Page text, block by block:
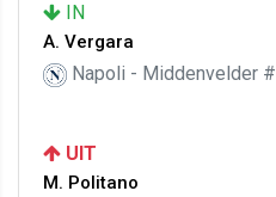
IN
A. Vergara
Napoli - Middenvelder #
UIT
M. Politano